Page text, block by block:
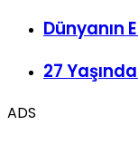
Dünyanın
27
ADS